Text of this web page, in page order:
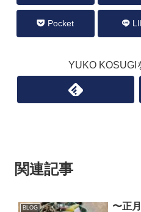
Pocket
YUKO KOSUGI
関連記事
BLOG 〜正